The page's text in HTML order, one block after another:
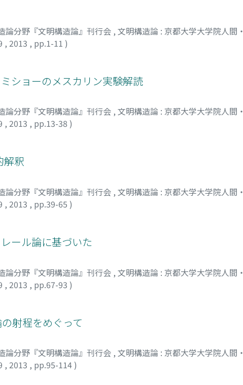
論分野『文明構造論』刊行会 , 文明構造論 : 京都大学大学院人間・
, 2013 , pp.1-11 )
ショーのメスカリン実験解読
論分野『文明構造論』刊行会 , 文明構造論 : 京都大学大学院人間・
, 2013 , pp.13-38 )
解釈
論分野『文明構造論』刊行会 , 文明構造論 : 京都大学大学院人間・
, 2013 , pp.39-65 )
ール論に基づいた
論分野『文明構造論』刊行会 , 文明構造論 : 京都大学大学院人間・
, 2013 , pp.67-93 )
射程をめぐって
論分野『文明構造論』刊行会 , 文明構造論 : 京都大学大学院人間・
, 2013 , pp.95-114)